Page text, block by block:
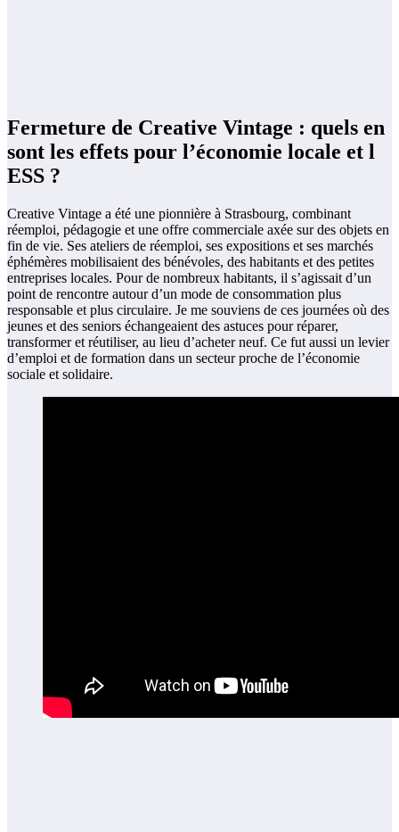
Fermeture de Creative Vintage : quels en
sont les effets pour l’économie locale et l
ESS ?
Creative Vintage a été une pionnière à Strasbourg, combinant
réemploi, pédagogie et une offre commerciale axée sur des objets en
fin de vie. Ses ateliers de réemploi, ses expositions et ses marchés
éphémères mobilisaient des bénévoles, des habitants et des petites
entreprises locales. Pour de nombreux habitants, il s’agissait d’un
point de rencontre autour d’un mode de consommation plus
responsable et plus circulaire. Je me souviens de ces journées où des
jeunes et des seniors échangeaient des astuces pour réparer,
transformer et réutiliser, au lieu d’acheter neuf. Ce fut aussi un levier
d’emploi et de formation dans un secteur proche de l’économie
sociale et solidaire.